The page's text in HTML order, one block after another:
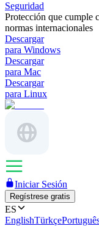
Seguridad
Protección que cumple
normas internacionales
Descargar
para Windows
Descargar
para Mac
Descargar
para Linux
Iniciar Sesión
Regístrese gratis
ES
EnglishTürkçe